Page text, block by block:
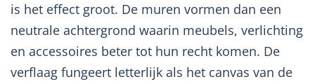
is het effect groot. De muren vormen dan een
neutrale achtergrond waarin meubels, verlichting
en accessoires beter tot hun recht komen. De
verflaag fungeert letterlijk als het canvas van de